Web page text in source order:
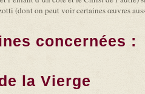
(dont on peut voir certaines œuvres
concernées :
la Vierge